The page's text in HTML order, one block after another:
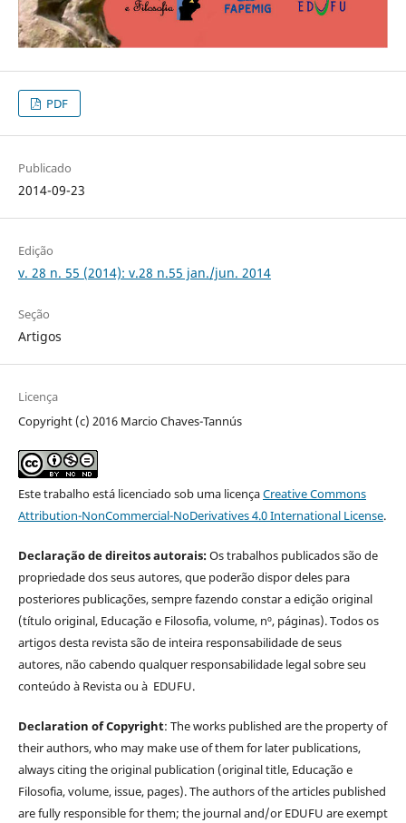
PDF
Publicado
2014-09-23
Edição
v. 28 n. 55 (2014): v.28 n.55 jan./jun. 2014
Seção
Artigos
Licença
Copyright (c) 2016 Marcio Chaves-Tannús
Este trabalho está licenciado sob uma licençaCreative Commons
Attribution-NonCommercial-NoDerivatives 4.0 International License.
Declaração de direitos autorais:Os trabalhos publicados são de
propriedade dos seus autores, que poderão dispor deles para
posteriores publicações, sempre fazendo constar a edição original
(título original, Educação e Filosofia, volume, nº, páginas). Todos os
artigos desta revista são de inteira responsabilidade de seus
autores, não cabendo qualquer responsabilidade legal sobre seu
conteúdo à Revista ou à EDUFU.
Declaration of Copyright: The works published are the property of
their authors, who may make use of them for later publications,
always citing the original publication (original title, Educação e
Filosofia, volume, issue, pages). The authors of the articles published
are fully responsible for them; the journal and/or EDUFU are exempt